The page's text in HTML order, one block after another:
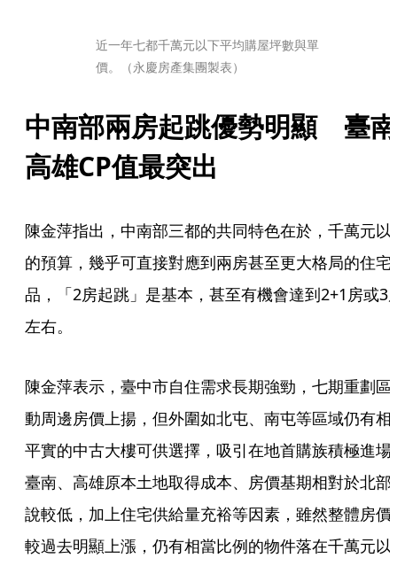
近一年七都千萬元以下平均購屋坪數與單
價。（永慶房產集團製表）
中南部兩房起跳優勢明顯　臺南
高雄CP值最突出
陳金萍指出，中南部三都的共同特色在於，千萬元以
的預算，幾乎可直接對應到兩房甚至更大格局的住宅
品，「2房起跳」是基本，甚至有機會達到2+1房或3
左右。
陳金萍表示，臺中市自住需求長期強勁，七期重劃區
動周邊房價上揚，但外圍如北屯、南屯等區域仍有相
平實的中古大樓可供選擇，吸引在地首購族積極進場
臺南、高雄原本土地取得成本、房價基期相對於北部
說較低，加上住宅供給量充裕等因素，雖然整體房價
較過去明顯上漲，仍有相當比例的物件落在千萬元以